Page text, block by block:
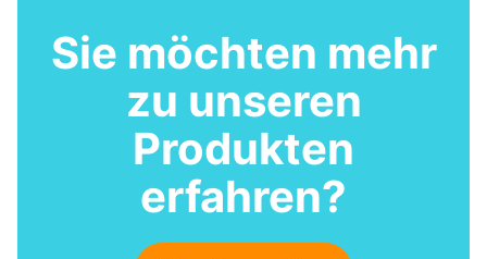
Sie möchten mehr
zu unseren
Produkten
erfahren?